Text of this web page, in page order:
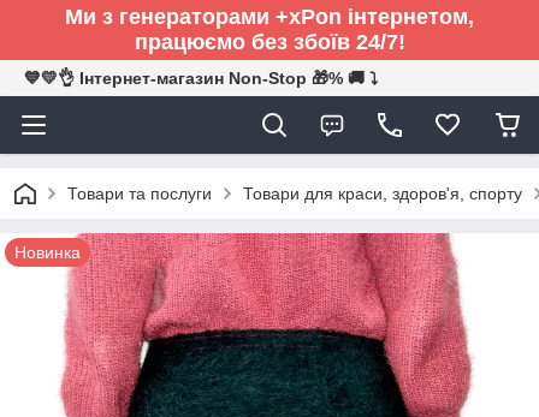
Ми з генераторами +xPon інтернетом,
працюємо без збоїв 24/7!
💙💛👌 Інтернет-магазин Non-Stop 🎁% 🚚 ⤵
Товари та послуги Товари для краси, здоров'я, спорту
Новинка